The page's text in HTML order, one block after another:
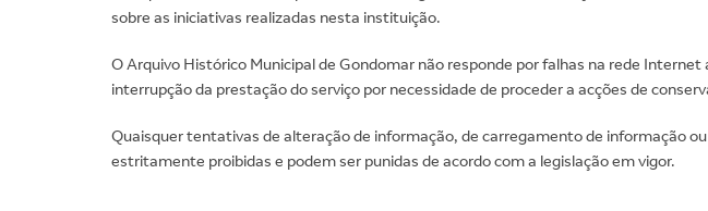
sobre as iniciativas realizadas nesta instituição.
O Arquivo Histórico Municipal de Gondomar não responde por falhas na rede
interrupção da prestação do serviço por necessidade de proceder a acções de
Quaisquer tentativas de alteração de informação, de carregamento de informação
estritamente proibidas e podem ser punidas de acordo com a legislação em vigor.